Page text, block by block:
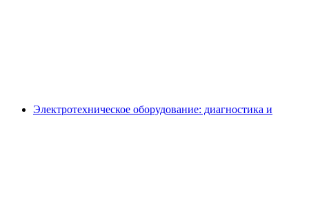
Электротехническое оборудование: диагностика и